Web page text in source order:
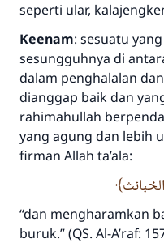
seperti ular,
Keenam: sesuatu
sesungguhnya di
dalam penghalalan
dianggap baik dan
rahimahullah
yang agung dan lebih
firman Allah ta’ala:
“dan mengharamkan
buruk.” (QS. Al-A’raf: